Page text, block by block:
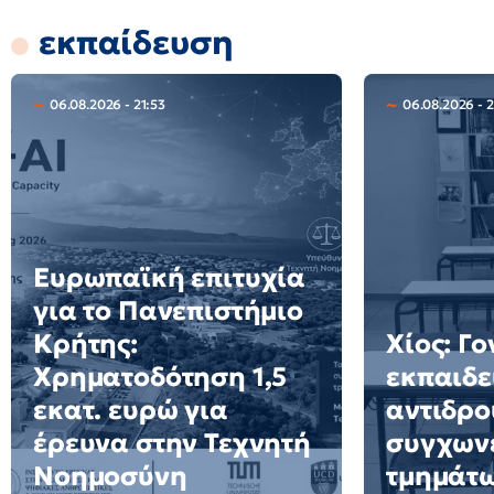
εκπαίδευση
06.08.2026 - 21:53
Ευρωπαϊκή επιτυχία
για το Πανεπιστήμιο
Κρήτης:
Χρηματοδότηση 1,5
εκατ. ευρώ για
έρευνα στην Τεχνητή
Νοημοσύνη
06.08.2026 -
Χίος: